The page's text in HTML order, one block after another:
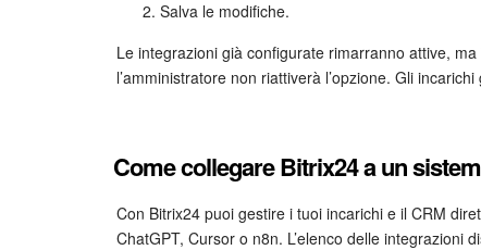
Salva le modifiche.
Le integrazioni già configurate rimarranno attive,
l’amministratore non riattiverà l’opzione. Gli
Come collegare Bitrix24 a un
Con Bitrix24 puoi gestire i tuoi incarichi e il CRM
ChatGPT, Cursor o n8n. L’elenco delle integrazioni